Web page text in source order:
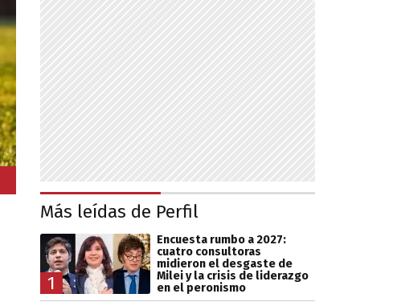
Más leídas de Perfil
1
Encuesta rumbo a 2027:
cuatro consultoras
midieron el desgaste de
Milei y la crisis de liderazgo
en el peronismo